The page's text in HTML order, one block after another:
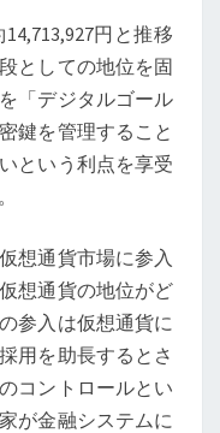
円と推移
としての地位を固
「デジタルゴール
鍵を管理すること
という利点を享受
想通貨市場に参入
想通貨の地位がど
参入は仮想通貨に
用を助長するとさ
コントロールとい
が金融システムに